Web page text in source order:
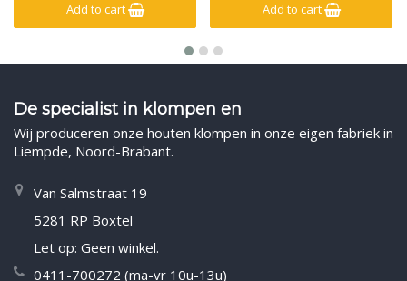
Add to cart Add to cart
De specialist in klompen en
Wij produceren onze houten klompen in onze eigen fabriek in
Liempde, Noord-Brabant.
Van Salmstraat 19
5281 RP Boxtel
Let op: Geen winkel.
0411-700272 (ma-vr 10u-13u)